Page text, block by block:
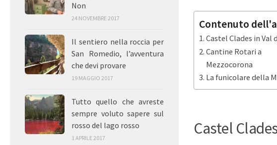
Contenuto
Castel Clades in Val
Cantine Rotari a
Mezzocorona
La funicolare della
Castel
Non
24 NOVEMBRE 2017
Il sentiero nella roccia per
San Romedio, l’avventura
che devi provare
19 MAGGIO 2017
Tutto quello che avreste
sempre voluto sapere sul
rosso del lago rosso
1 APRILE 2017